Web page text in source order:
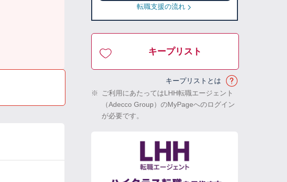
転職支援の流れ
キープリスト
キープリストとは
※
ご利用にあたってはLHH転職エージェント
（Adecco Group）のMyPageへのログイン
が必要です。